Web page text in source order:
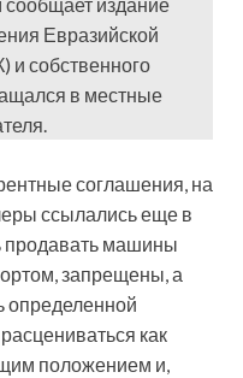
издание
Евразийской
и собственного
в местные
соглашения, на
ссылались еще в
продавать машины
запрещены, а
определенной
как
положением и,